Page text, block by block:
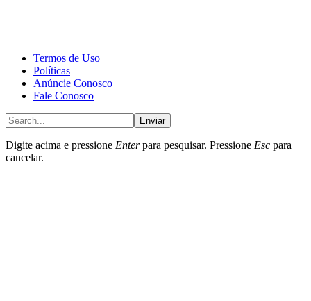
Termos de Uso
Políticas
Anúncie Conosco
Fale Conosco
Enviar
Digite acima e pressione Enterpara pesquisar. Pressione Esc para
cancelar.